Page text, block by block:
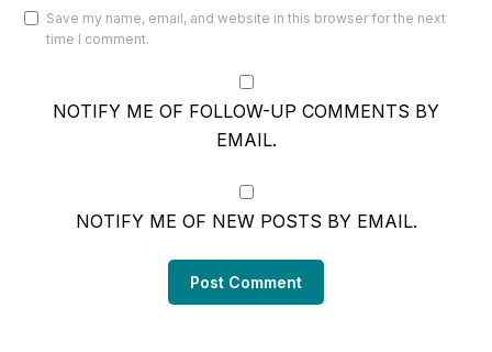
Save my name, email, and website in this browser for the next
time I comment.
NOTIFY ME OF FOLLOW-UP COMMENTS BY
EMAIL.
NOTIFY ME OF NEW POSTS BY EMAIL.